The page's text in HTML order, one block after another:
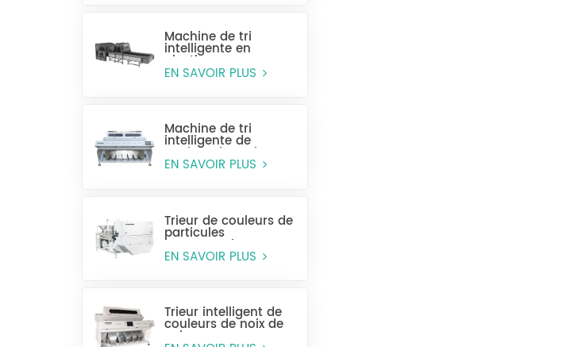
Machine de tri
intelligente en
plastique pour
bouteilles entières
EN SAVOIR PLUS
Machine de tri
intelligente de
couleur de grain
CCD MG448
EN SAVOIR PLUS
Trieur de couleurs de
particules
monocouche
(sélection humide)
EN SAVOIR PLUS
Trieur intelligent de
couleurs de noix de
cajou